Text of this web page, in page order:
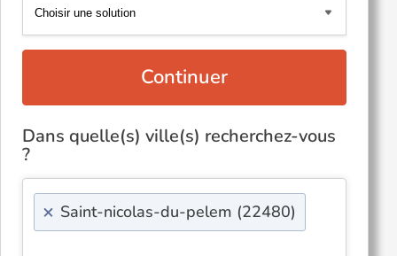
Continuer
Dans quelle(s) ville(s) recherchez-vous
?
× Saint-nicolas-du-pelem (22480)